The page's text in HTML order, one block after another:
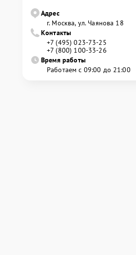
Адрес
г. Москва, ул. Чаянова 18
Контакты
+7 (495) 023-73-25
+7 (800) 100-33-26
Время работы
Работаем с 09:00 до 21:00